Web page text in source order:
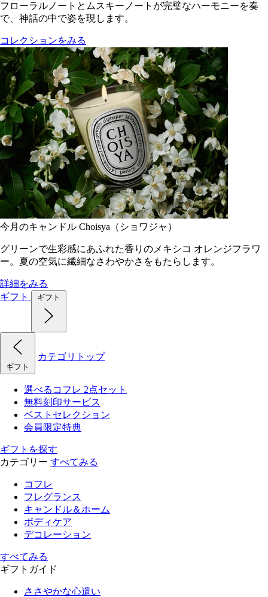
フローラルノートとムスキーノートが完璧なハーモニーを奏
で、神話の中で姿を現します。
コレクションをみる
今月のキャンドル Choisya（ショワジャ）
グリーンで生彩感にあふれた香りのメキシコ オレンジフラワ
ー。夏の空気に繊細なさわやかさをもたらします。
詳細をみる
ギフト
ギフト
ギフト
カテゴリトップ
選べるコフレ 2点セット
無料刻印サービス
ベストセレクション
会員限定特典
ギフトを探す
カテゴリー すべてみる
コフレ
フレグランス
キャンドル＆ホーム
ボディケア
デコレーション
すべてみる
ギフトガイド
ささやかな心遣い